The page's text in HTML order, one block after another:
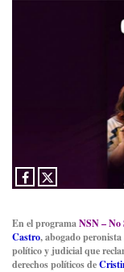
En el programaNSN – No
Castro, abogado
político y judicial que
derechos políticos de